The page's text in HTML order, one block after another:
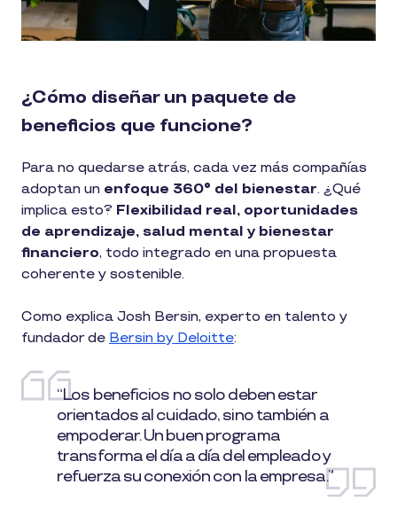
¿Cómo diseñar un paquete de
beneficios que funcione?
Para no quedarse atrás, cada vez más compañías
adoptan un enfoque 360° del bienestar. ¿Qué
implica esto? Flexibilidad real, oportunidades
de aprendizaje, salud mental y bienestar
financiero, todo integrado en una propuesta
coherente y sostenible.
Como explica Josh Bersin, experto en talento y
fundador de Bersin by Deloitte:
“Los beneficios no solo deben estar
orientados al cuidado, sino también a
empoderar. Un buen programa
transforma el día a día del empleado y
refuerza su conexión con la empresa.”